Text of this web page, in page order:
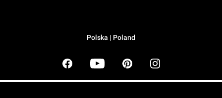
Polska | Poland